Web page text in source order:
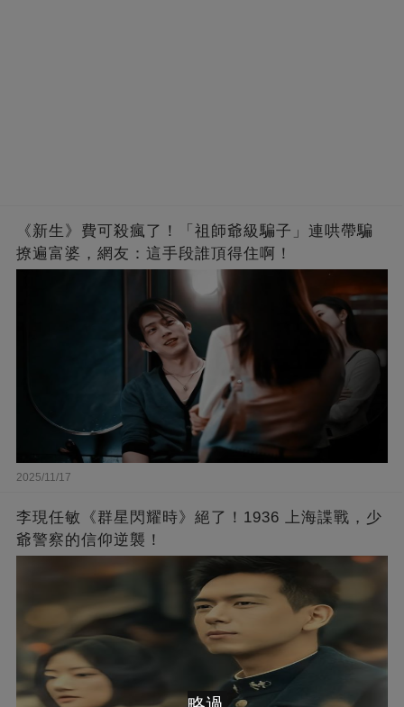
《新生》費可殺瘋了！「祖師爺級騙子」連哄帶騙
撩遍富婆，網友：這手段誰頂得住啊！
2025/11/17
李現任敏《群星閃耀時》絕了！1936 上海諜戰，少
爺警察的信仰逆襲！